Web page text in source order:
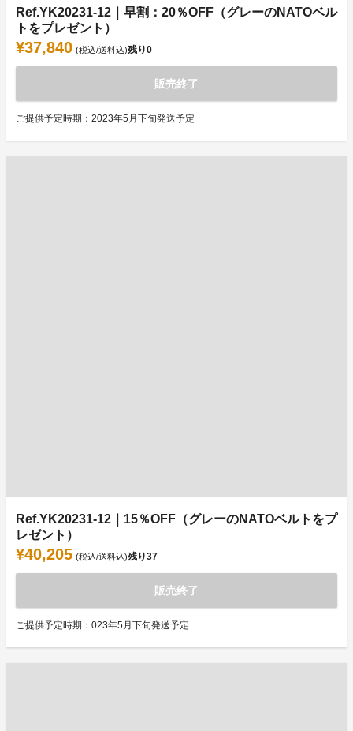
Ref.YK20231-12｜早割：20％OFF（グレーのNATOベル
トをプレゼント）
¥37,840 (税込/送料込)残り0
販売終了
ご提供予定時期：2023年5月下旬発送予定
Ref.YK20231-12｜15％OFF（グレーのNATOベルトをプ
レゼント）
¥40,205 (税込/送料込)残り37
販売終了
ご提供予定時期：023年5月下旬発送予定